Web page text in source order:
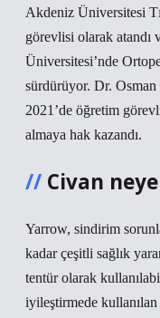
Akdeniz Üniversitesi
görevlisi olarak atandı
Üniversitesi’nde
sürdürüyor. Dr.
2021’de öğretim
almaya hak kazandı.
Civan
Yarrow, sindirim
kadar çeşitli sağlık
tentür olarak
iyileştirmede